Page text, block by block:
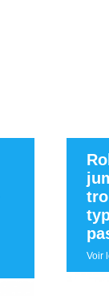
Voir